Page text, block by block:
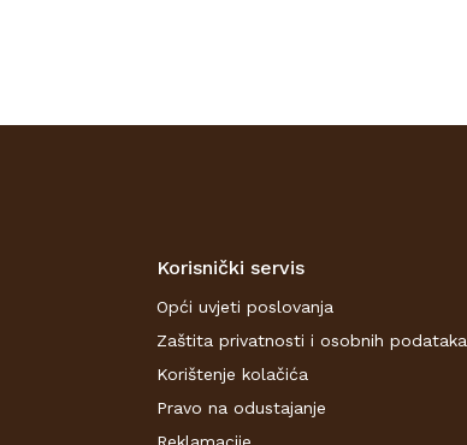
Korisnički servis
Opći uvjeti poslovanja
Zaštita privatnosti i osobnih podataka
Korištenje kolačića
Pravo na odustajanje